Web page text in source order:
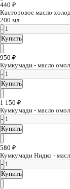
mamaearth
NIDCO
Patanjali
Shri Ganga
vaidyaratnam
Vasu
440 ₽
Касторовое масло
200 мл
Купить
950 ₽
Кумкумади - масло
Купить
1 150 ₽
Кумкумади - масло
Купить
580 ₽
Кумкумади Нидко -
Купить